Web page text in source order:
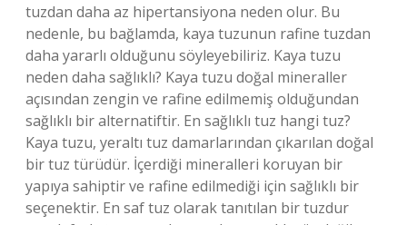
tuzdan daha az hipertansiyona neden olur. Bu
nedenle, bu bağlamda, kaya tuzunun rafine tuzdan
daha yararlı olduğunu söyleyebiliriz. Kaya tuzu
neden daha sağlıklı? Kaya tuzu doğal mineraller
açısından zengin ve rafine edilmemiş olduğundan
sağlıklı bir alternatiftir. En sağlıklı tuz hangi tuz?
Kaya tuzu, yeraltı tuz damarlarından çıkarılan doğal
bir tuz türüdür. İçerdiği mineralleri koruyan bir
yapıya sahiptir ve rafine edilmediği için sağlıklı bir
seçenektir. En saf tuz olarak tanıtılan bir tuzdur